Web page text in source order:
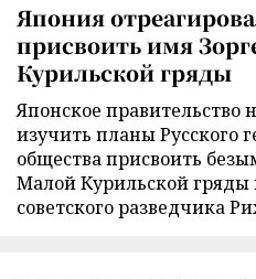
Япония
присвоить имя
Курильской гряды
Японское правительство
изучить планы Русского
общества присвоить
Малой Курильской гряды
советского разведчика